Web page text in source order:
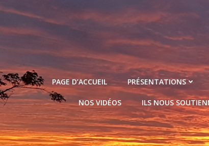
Aller
contenu
PAGE D’ACCUEIL PRÉSENTATIONS
NOS VIDÉOS ILS NOUS